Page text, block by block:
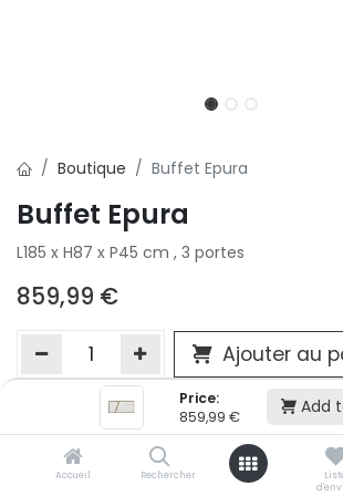
Price:
859,99 € Add
Accueil Rechercher
Boutique Buffet Epura
Buffet Epura
L185 x H87 x P45 cm , 3 portes
859,99 €
Ajouter au
Ajouter à la liste d'envie
Si vous ne pouvez pas ajouter cet article
victime de son succès et